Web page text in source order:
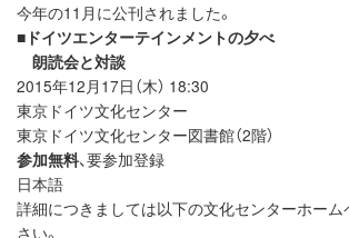
今年の11月に公刊されました。
■ ドイツエンターテインメントの夕べ
朗読会と対談
2015年12月17日（木） 18:30
東京ドイツ文化センター
東京ドイツ文化センター図書館（2階）
参加無料、要参加登録
日本語
詳細につきましては以下の文化センターホー
さい。